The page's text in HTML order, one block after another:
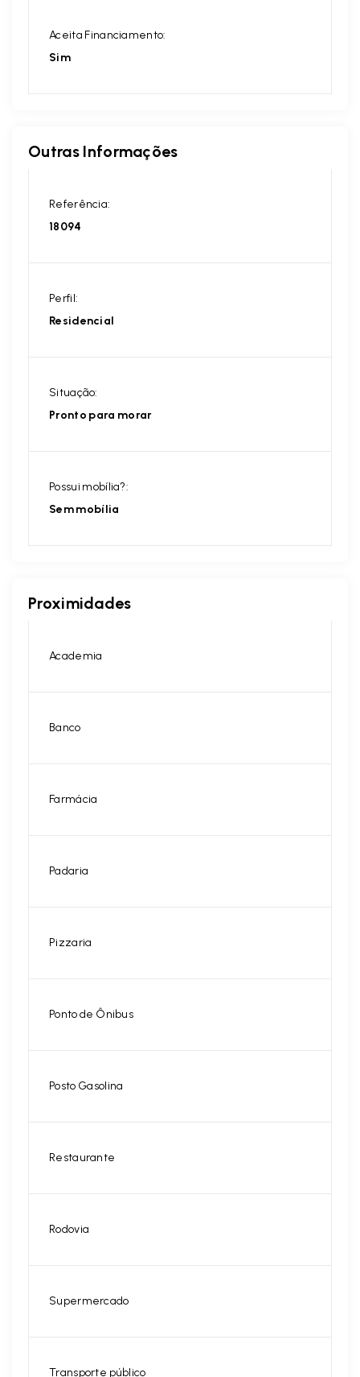
Aceita Financiamento:
Sim
Outras Informações
Referência:
18094
Perfil:
Residencial
Situação:
Pronto para morar
Possui mobília?:
Sem mobília
Proximidades
Academia
Banco
Farmácia
Padaria
Pizzaria
Ponto de Ônibus
Posto Gasolina
Restaurante
Rodovia
Supermercado
Transporte público